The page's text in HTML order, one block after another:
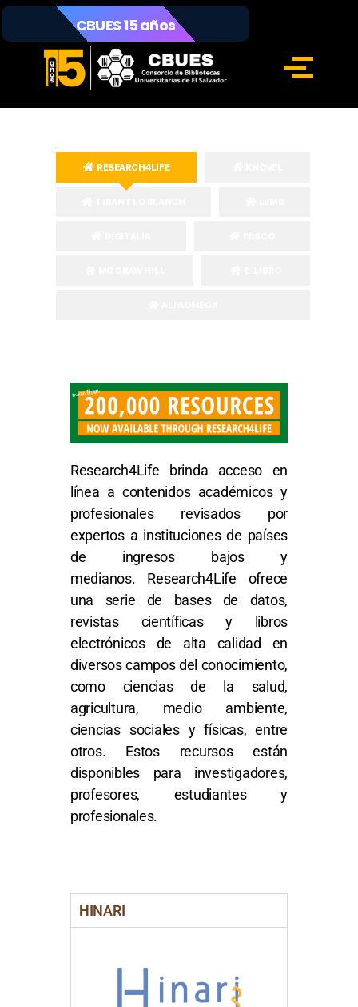
CBUES 15 años
RESEARCH4LIFE
Research4Life brinda acceso en
línea a contenidos académicos y
profesionales revisados por
expertos a instituciones de países
de ingresos bajos y
medianos. Research4Life ofrece
una serie de bases de datos,
revistas científicas y libros
electrónicos de alta calidad en
diversos campos del conocimiento,
como ciencias de la salud,
agricultura, medio ambiente,
ciencias sociales y físicas, entre
otros. Estos recursos están
disponibles para investigadores,
profesores, estudiantes y
profesionales.
HINARI